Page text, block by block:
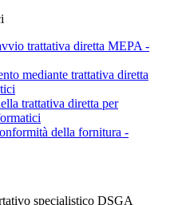
trattativa diretta MEPA -
mediante trattativa diretta
trattativa diretta per
della fornitura -
specialistico DSGA